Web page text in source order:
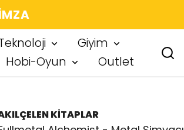
Giyim
Hobi-Oyun Outlet
KİTAPLAR